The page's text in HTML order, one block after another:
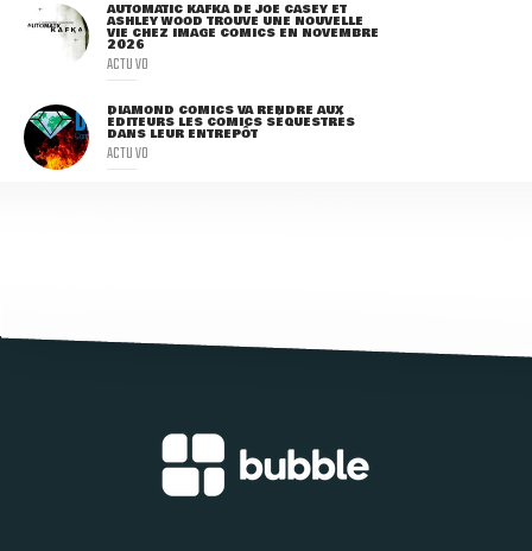
AUTOMATIC KAFKA DE JOE CASEY ET
ASHLEY WOOD TROUVE UNE NOUVELLE
VIE CHEZ IMAGE COMICS EN NOVEMBRE
2026
ACTU VO
DIAMOND COMICS VA RENDRE AUX
ÉDITEURS LES COMICS SÉQUESTRÉS
DANS LEUR ENTREPÔT
ACTU VO